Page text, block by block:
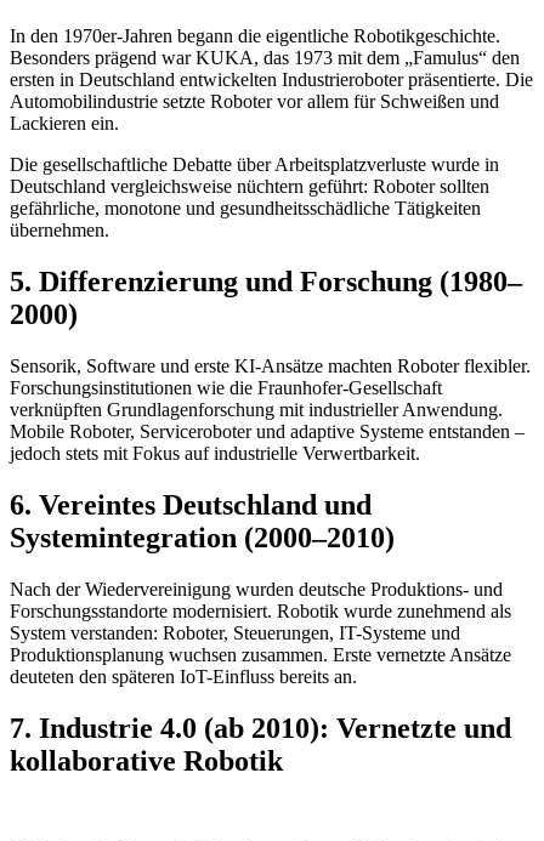
In den 1970er-Jahren begann die eigentliche Robotikgeschichte.
Besonders prägend warKUKA, das 1973 mit dem „Famulus“ den
ersten in Deutschland entwickelten Industrieroboter präsentierte. Die
Automobilindustrie setzte Roboter vor allem für Schweißen und
Lackieren ein.
Die gesellschaftliche Debatte über Arbeitsplatzverluste wurde in
Deutschland vergleichsweise nüchtern geführt: Roboter sollten
gefährliche, monotone und gesundheitsschädliche Tätigkeiten
übernehmen.
5. Differenzierung und Forschung (1980–
2000)
Sensorik, Software und erste KI-Ansätze machten Roboter flexibler.
Forschungsinstitutionen wie die Fraunhofer-Gesellschaft
verknüpften Grundlagenforschung mit industrieller Anwendung.
Mobile Roboter, Serviceroboter und adaptive Systeme entstanden –
jedoch stets mit Fokus auf industrielle Verwertbarkeit.
6. Vereintes Deutschland und
Systemintegration (2000–2010)
Nach der Wiedervereinigung wurden deutsche Produktions- und
Forschungsstandorte modernisiert. Robotik wurde zunehmend als
System verstanden: Roboter, Steuerungen, IT-Systeme und
Produktionsplanung wuchsen zusammen. Erste vernetzte Ansätze
deuteten den späteren IoT-Einfluss bereits an.
7. Industrie 4.0 (ab 2010): Vernetzte und
kollaborative Robotik